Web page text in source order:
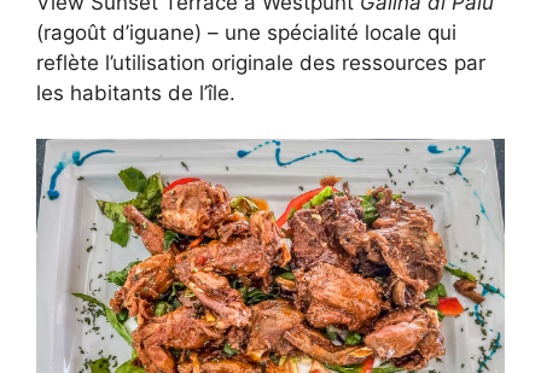
(ragoût d’iguane) – une spécialité locale qui
reflète l’utilisation originale des ressources par
les habitants de l’île.